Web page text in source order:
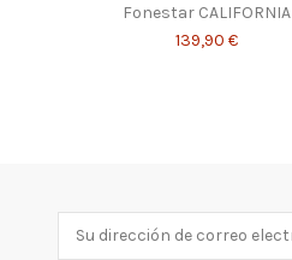
Fonestar CALIFORNIA
139,90 €